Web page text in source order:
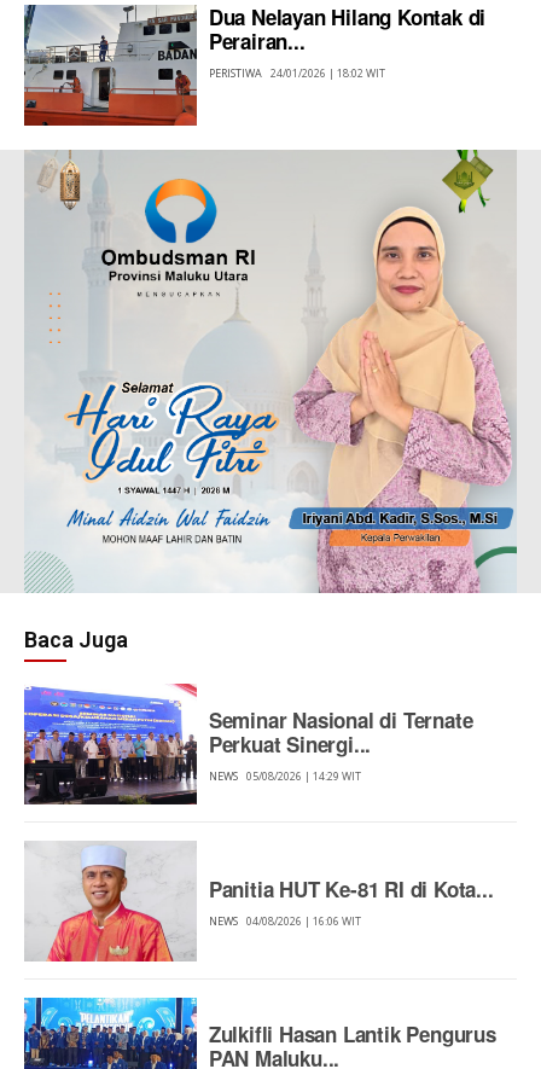
Dua Nelayan Hilang Kontak di
Perairan...
PERISTIWA 24/01/2026 | 18:02 WIT
Baca Juga
Seminar Nasional di Ternate
Perkuat Sinergi...
NEWS 05/08/2026 | 14:29 WIT
Panitia HUT Ke-81 RI di Kota...
NEWS 04/08/2026 | 16:06 WIT
Zulkifli Hasan Lantik Pengurus
PAN Maluku...